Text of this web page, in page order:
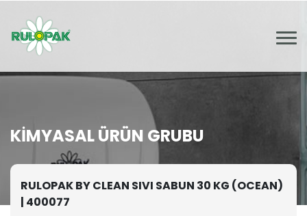
KIMYASAL ÜRÜN GRUBU
RULOPAK BY CLEAN SIVI SABUN 30 KG (OCEAN)
| 400077